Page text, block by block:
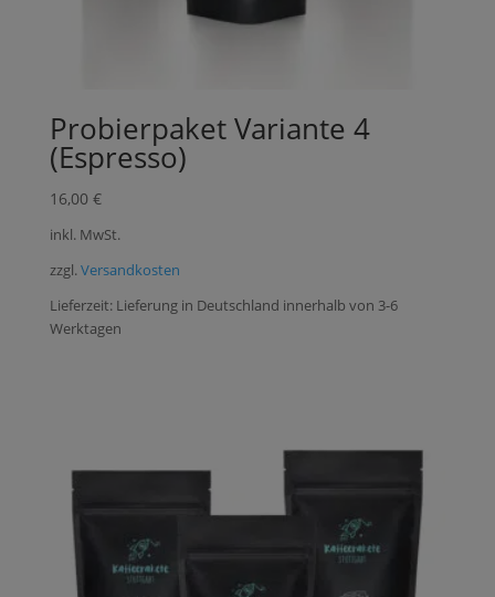
Probierpaket Variante 4
(Espresso)
16,00 €
inkl. MwSt.
zzgl.Versandkosten
Lieferzeit: Lieferung in Deutschland innerhalb von 3-6
Werktagen